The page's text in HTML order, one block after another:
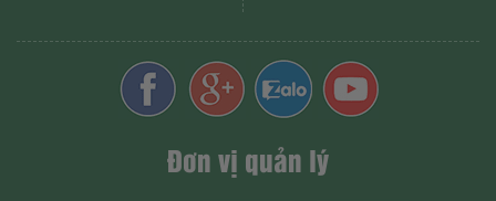
Đơn vị quản lý